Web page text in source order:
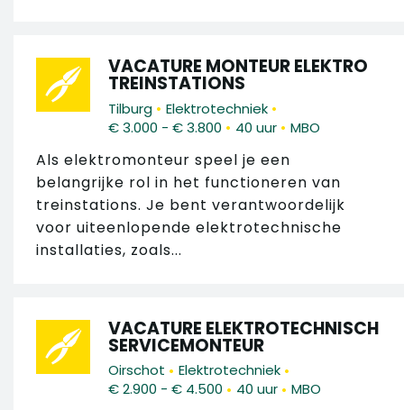
VACATURE MONTEUR ELEKTRO
TREINSTATIONS
Tilburg • Elektrotechniek •
€ 3.000 - € 3.800 • 40 uur • MBO
Als elektromonteur speel je een
belangrijke rol in het functioneren van
treinstations. Je bent verantwoordelijk
voor uiteenlopende elektrotechnische
installaties, zoals...
VACATURE ELEKTROTECHNISCH
SERVICEMONTEUR
Oirschot • Elektrotechniek •
€ 2.900 - € 4.500 • 40 uur • MBO